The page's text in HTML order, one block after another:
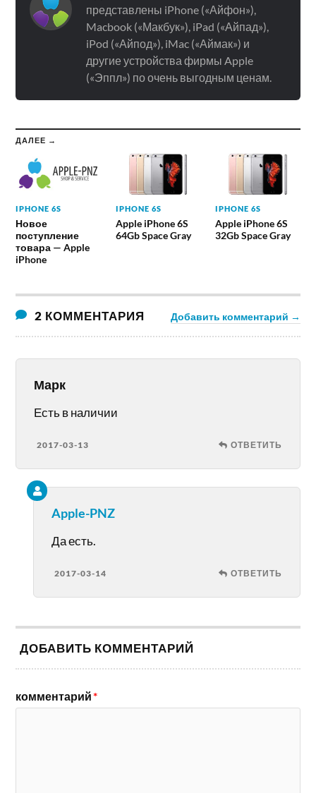
представлены iPhone («Айфон»),
Macbook («Макбук»), iPad («Айпад»),
iPod («Айпод»), iMac («Аймак») и
другие устройства фирмы Apple
(«Эппл») по очень выгодным ценам.
ДАЛЕЕ →
IPHONE 6S
Новое
поступление
товара — Apple
iPhone
IPHONE 6S
Apple iPhone 6S
64Gb Space Gray
IPHONE 6S
Apple iPhone 6S
32Gb Space Gray
2 КОММЕНТАРИЯ Добавить комментарий →
Марк
Есть в наличии
2017-03-13 ОТВЕТИТЬ
Apple-PNZ
Да есть.
2017-03-14 ОТВЕТИТЬ
ДОБАВИТЬ КОММЕНТАРИЙ
комментарий*